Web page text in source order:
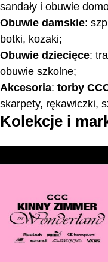
sandały i obuwie
Obuwie damskie:
botki, kozaki;
Obuwie dziecięce:
obuwie szkolne;
Akcesoria: torby
skarpety, rękawiczki,
Kolekcje i